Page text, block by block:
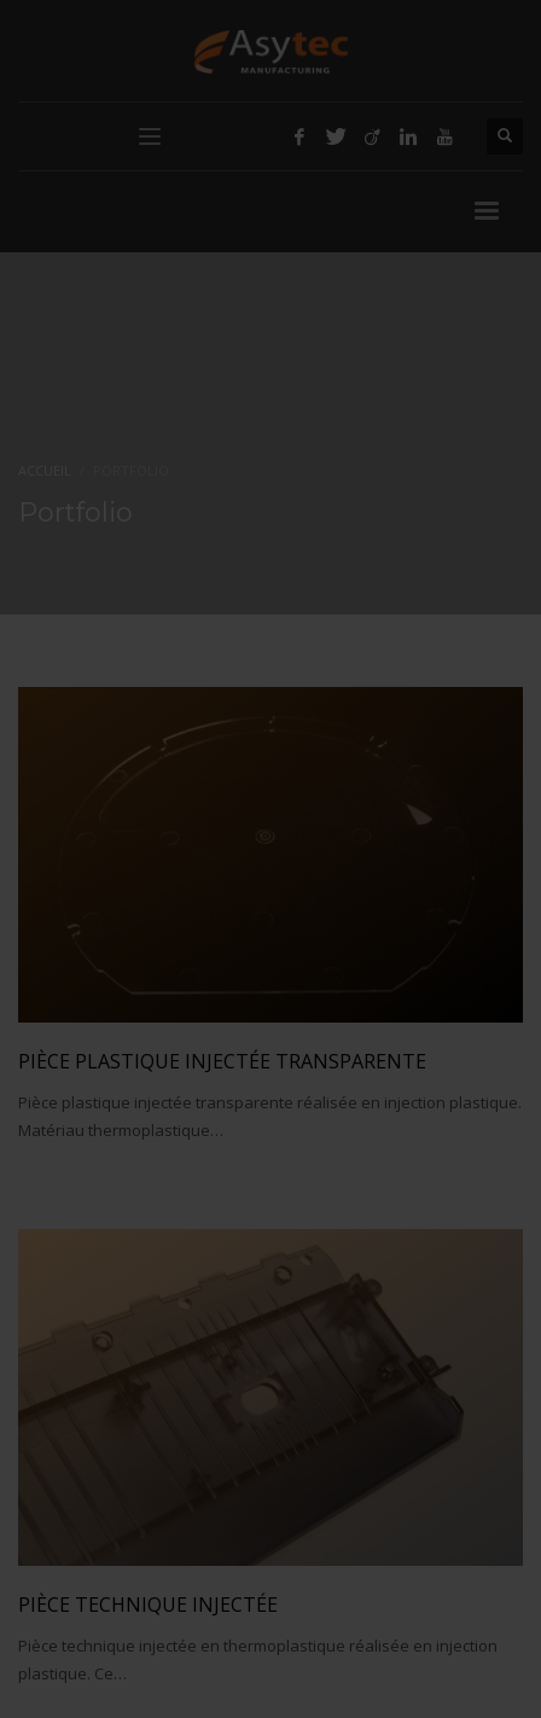
PIÈCE PLASTIQUE INJECTÉE TRANSPARENTE
Pièce plastique injectée transparente réalisée en injection plastique.
Matériau thermoplastique…
PIÈCE TECHNIQUE INJECTÉE
Pièce technique injectée en thermoplastique réalisée en injection
plastique. Ce…